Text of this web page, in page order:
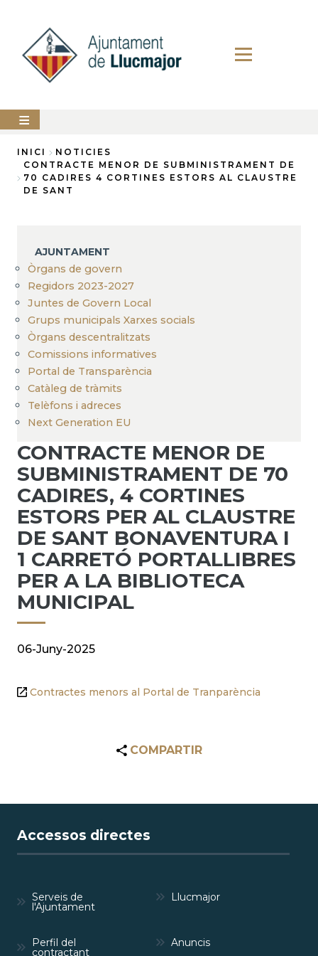
contingut
AJUNTAMENT
LLUCMAJOR
PERFIL
DEL
CONTRACTANT
ANUNCIS
Fil
d'Ariadna
INICI
NOTICIES
CONTRACTE MENOR DE SUBMINISTRAMENT DE
70 CADIRES 4 CORTINES ESTORS AL CLAUSTRE
DE SANT
AJUNTAMENT
Òrgans de govern
Regidors 2023-2027
Juntes de Govern Local
Grups municipals Xarxes socials
Òrgans descentralitzats
Comissions informatives
Portal de Transparència
Catàleg de tràmits
Telèfons i adreces
Next Generation EU
CONTRACTE MENOR DE
SUBMINISTRAMENT DE 70
CADIRES, 4 CORTINES
ESTORS PER AL CLAUSTRE
DE SANT BONAVENTURA I
1 CARRETÓ PORTALLIBRES
PER A LA BIBLIOTECA
MUNICIPAL
06-Juny-2025
Contractes menors al Portal de Tranparència
COMPARTIR
Accessos directes
Serveis de
l'Ajuntament
Llucmajor
Perfil del
contractant
Anuncis